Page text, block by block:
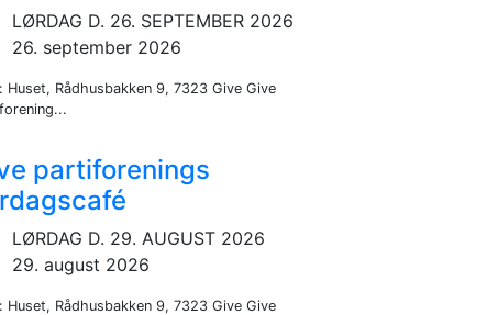
LØRDAG D. 26. SEPTEMBER 2026
26. september 2026
Huset, Rådhusbakken 9, 7323 Give Give
partiforenings
LØRDAG D. 29. AUGUST 2026
29. august 2026
Huset, Rådhusbakken 9, 7323 Give Give